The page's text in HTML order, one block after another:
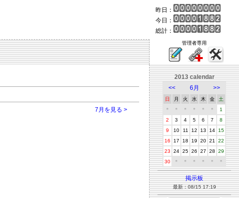
昨日：
今日：
総計：
管理者専用
7月を見る >
2013 calendar
<<
6月 >>
日 月 火 水 木 金
土
＊
＊ ＊ ＊ ＊ ＊
1
2
3 4 5 6 7
8
9
10 11 12 13 14
15
16
17 18 19 20 21
22
23
24 25 26 27 28
29
30
＊ ＊ ＊ ＊ ＊ ＊
掲示板
最新：08/15 17:19